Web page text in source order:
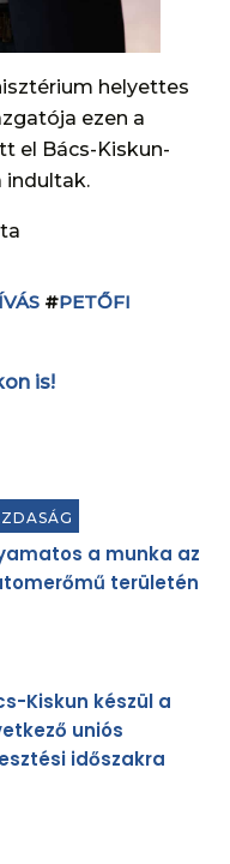
helyettes
ezen a
el Bács-Kiskun-
indultak.
#PETŐFI
is!
a munka az
területén
Kiskun készül a
uniós
időszakra